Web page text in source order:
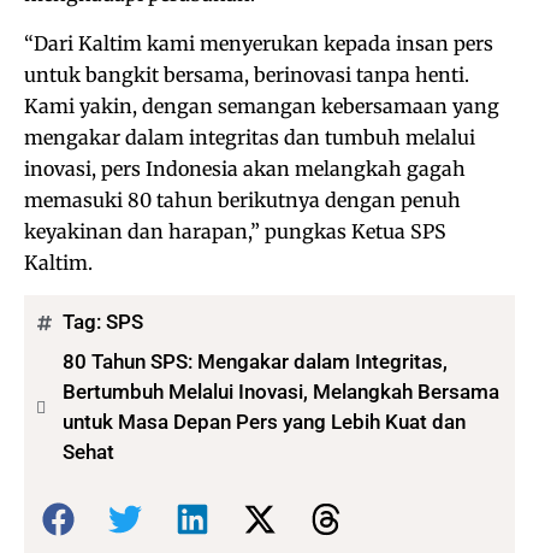
“Dari Kaltim kami menyerukan kepada insan pers
untuk bangkit bersama, berinovasi tanpa henti.
Kami yakin, dengan semangan kebersamaan yang
mengakar dalam integritas dan tumbuh melalui
inovasi, pers Indonesia akan melangkah gagah
memasuki 80 tahun berikutnya dengan penuh
keyakinan dan harapan,” pungkas Ketua SPS
Kaltim.
Tag: SPS
80 Tahun SPS: Mengakar dalam Integritas,
Bertumbuh Melalui Inovasi, Melangkah Bersama
untuk Masa Depan Pers yang Lebih Kuat dan
Sehat
Bagikan: